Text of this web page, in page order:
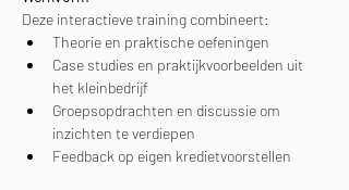
Deze interactieve training combineert:
Theorie en praktische oefeningen
Case studies en praktijkvoorbeelden uit
het kleinbedrijf
Groepsopdrachten en discussie om
inzichten te verdiepen
Feedback op eigen kredietvoorstellen